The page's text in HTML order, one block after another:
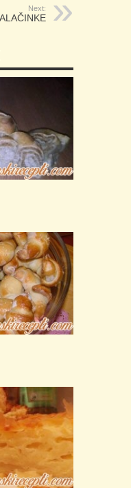
Next: